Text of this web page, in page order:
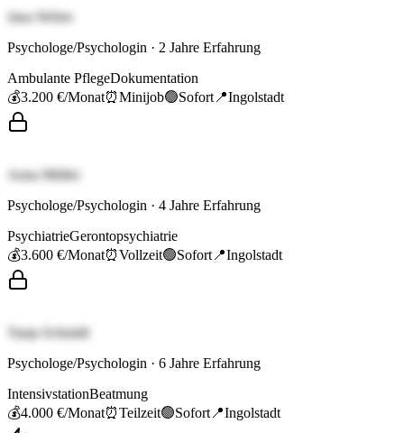
Jana Weber
Psychologe/Psychologin · 2 Jahre Erfahrung
Ambulante PflegeDokumentation
💰3.200 €/Monat⏰Minijob🟢Sofort 📍Ingolstadt
Anna Müller
Psychologe/Psychologin · 4 Jahre Erfahrung
PsychiatrieGerontopsychiatrie
💰3.600 €/Monat⏰Vollzeit🟢Sofort 📍Ingolstadt
Tanja Schmidt
Psychologe/Psychologin · 6 Jahre Erfahrung
IntensivstationBeatmung
💰4.000 €/Monat⏰Teilzeit🟢Sofort 📍Ingolstadt